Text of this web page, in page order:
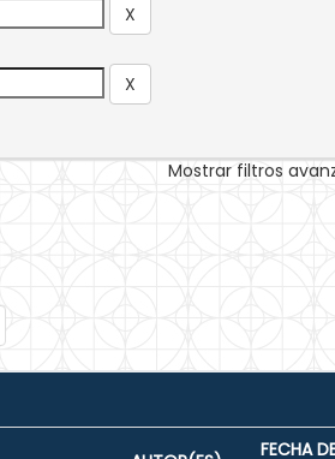
Mostrar filtros
FECHA